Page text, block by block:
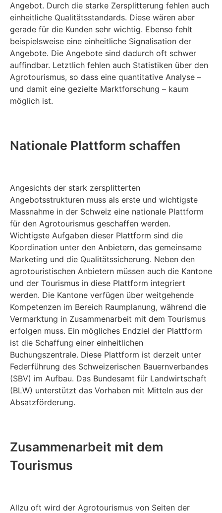
Angebot. Durch die starke Zersplitterung fehlen auch
einheitliche Qualitätsstandards. Diese wären aber
gerade für die Kunden sehr wichtig. Ebenso fehlt
beispielsweise eine einheitliche Signalisation der
Angebote. Die Angebote sind dadurch oft schwer
auffindbar. Letztlich fehlen auch Statistiken über den
Agrotourismus, so dass eine quantitative Analyse –
und damit eine gezielte Marktforschung – kaum
möglich ist.
Nationale Plattform schaffen
Angesichts der stark zersplitterten
Angebotsstrukturen muss als erste und wichtigste
Massnahme in der Schweiz eine nationale Plattform
für den Agrotourismus geschaffen werden.
Wichtigste Aufgaben dieser Plattform sind die
Koordination unter den Anbietern, das gemeinsame
Marketing und die Qualitätssicherung. Neben den
agrotouristischen Anbietern müssen auch die Kantone
und der Tourismus in diese Plattform integriert
werden. Die Kantone verfügen über weitgehende
Kompetenzen im Bereich Raumplanung, während die
Vermarktung in Zusammenarbeit mit dem Tourismus
erfolgen muss. Ein mögliches Endziel der Plattform
ist die Schaffung einer einheitlichen
Buchungszentrale. Diese Plattform ist derzeit unter
Federführung des Schweizerischen Bauernverbandes
(SBV) im Aufbau. Das Bundesamt für Landwirtschaft
(BLW) unterstützt das Vorhaben mit Mitteln aus der
Absatzförderung.
Zusammenarbeit mit dem
Tourismus
Allzu oft wird der Agrotourismus von Seiten der